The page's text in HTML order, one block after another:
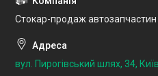
Стокар-продаж автозапчастин
вул. Пирогівський шлях, 34,